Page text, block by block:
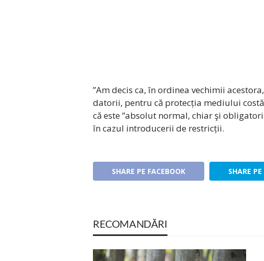
”Am decis ca, în ordinea vechimii
datorii, pentru că protecția mediului
că este ”absolut normal, chiar şi
în cazul introducerii de restricții.
SHARE PE FACEBOOK SHARE
RECOMANDĂRI